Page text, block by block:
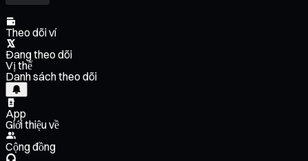
Theo dõi ví
Đang theo dõi
Vị thế
Danh sách theo dõi
App
Giới thiệu về
Cộng đồng